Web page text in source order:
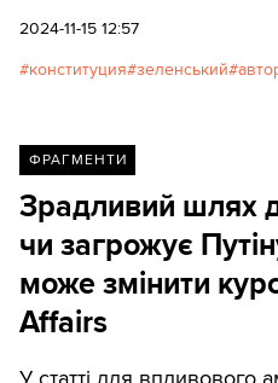
ветувати законопроєкт
2024-11-15 12:57
конституция зеленський
ФРАГМЕНТИ
Зрадливий шлях
чи загрожує
може змінити
Affairs